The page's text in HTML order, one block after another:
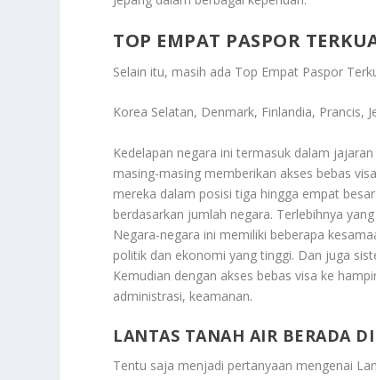
TOP EMPAT PASPOR
Selain itu, masih ada Top Empat Paspor
Korea Selatan, Denmark, Finlandia, Prancis,
Kedelapan negara ini termasuk dalam
masing-masing memberikan akses bebas
mereka dalam posisi tiga hingga empat
berdasarkan jumlah negara. Terlebihnya
Negara-negara ini memiliki beberapa
politik dan ekonomi yang tinggi. Dan juga
Kemudian dengan akses bebas visa ke
administrasi, keamanan.
LANTAS TANAH AIR BERADA
Tentu saja menjadi pertanyaan mengenai